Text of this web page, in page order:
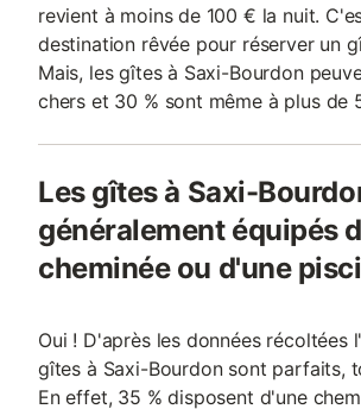
revient à moins de 100 € la nuit.
destination rêvée pour réserver un
Mais, les gîtes à Saxi-Bourdon
chers et 30 % sont même à plus de
Les gîtes à Saxi-
généralement équipés
cheminée ou d'une
Oui ! D'après les données récoltées
gîtes à Saxi-Bourdon sont parfaits,
En effet, 35 % disposent d'une